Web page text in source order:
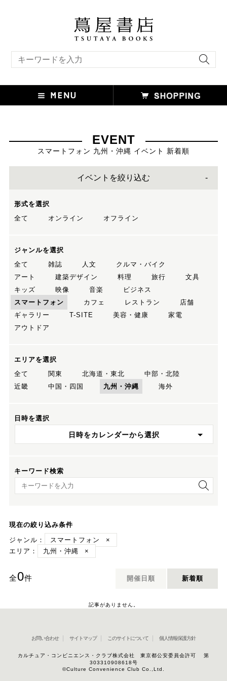
EVENT
スマートフォン 九州・沖縄 イベント 新着順
イベントを絞り込む
形式を選択
全て
オンライン オフライン
ジャンルを選択
全て
雑誌 人文
クルマ・バイク
アート
建築デザイン 料理 旅行
文具
キッズ
映像 音楽
ビジネス
スマートフォン
カフェ レストラン
店舗
ギャラリー
T-SITE 美容・健康
家電
アウトドア
エリアを選択
全て
関東 北海道・東北
中部・北陸
近畿
中国・四国 九州・沖縄 海外
日時を選択
日時をカレンダーから選択
キーワード検索
キーワード検索
現在の絞り込み条件
ジャンル：
スマートフォン
×
エリア：
九州・沖縄 ×
全0件 開催日順 新着順
記事がありません。
お問い合わせ サイトマップ このサイトについて 個人情報保護方針
カルチュア・コンビニエンス・クラブ株式会社 東京都公安委員会許可 第
303310908618号
©Culture Convenience Club Co.,Ltd.